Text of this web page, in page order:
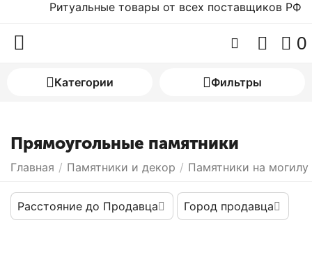
Ритуальные товары от всех поставщиков РФ
0
Категории Фильтры
Прямоугольные памятники
Главная / Памятники и декор / Памятники на могилу
Расстояние до Продавца Город продавца